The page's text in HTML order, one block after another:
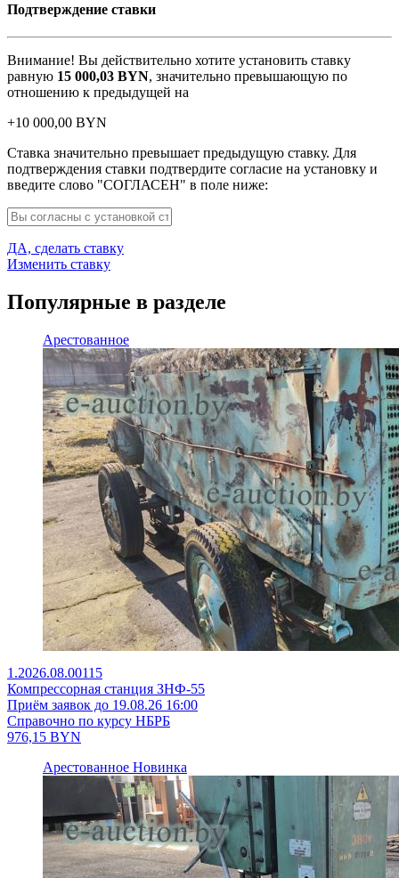
Подтверждение ставки
Внимание! Вы действительно хотите установить ставку
равную 15 000,03 BYN, значительно превышающую по
отношению к предыдущей на
+10 000,00 BYN
Ставка значительно превышает предыдущую ставку. Для
подтверждения ставки подтвердите согласие на установку и
введите слово "СОГЛАСЕН" в поле ниже:
ДА, сделать ставку
Изменить ставку
Популярные в разделе
Арестованное
1.2026.08.00115
Компрессорная станция ЗНФ-55
Приём заявок до 19.08.26 16:00
Справочно по курсу НБРБ
976,15 BYN
Арестованное Новинка